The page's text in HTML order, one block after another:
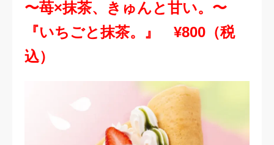
〜苺×抹茶、きゅんと甘い。〜
『いちごと抹茶。』 ¥800（税
込）